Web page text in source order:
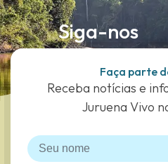
Siga-nos
Faça parte
Receba notícias e
Juruena Vivo